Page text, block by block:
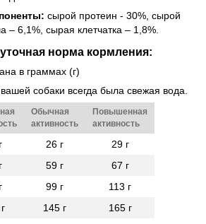
сырой протеин - 30%, сырой
– 6,1%, сырая клетчатка – 1,8%.
норма кормления:
в граммах (г)
собаки всегда была свежая вода.
Обычная
активность
Повышенная
активность
26 г
29 г
59 г
67 г
99 г
113 г
145 г
165 г